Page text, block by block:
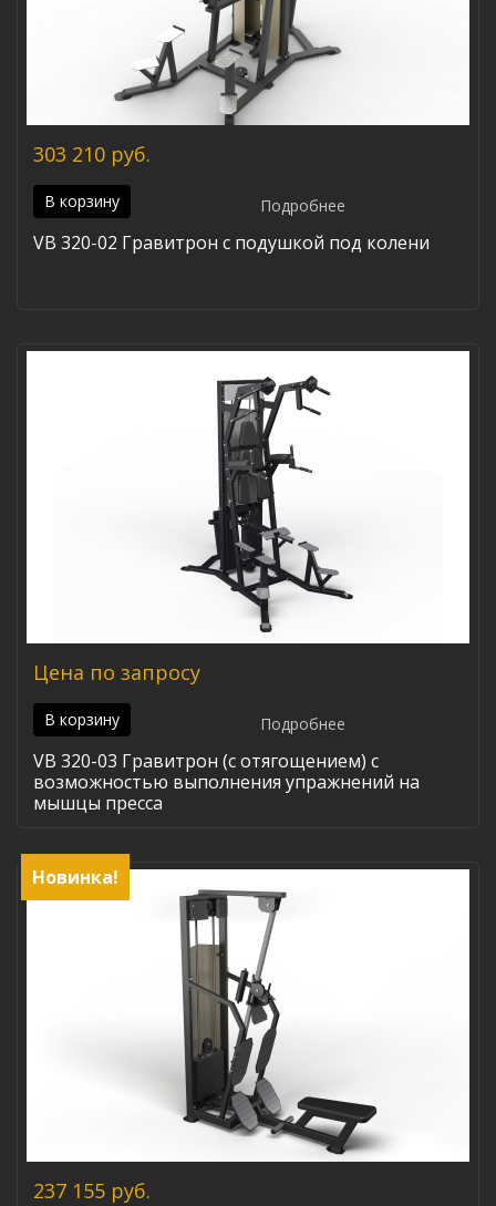
303 210 руб.
В корзину Подробнее
VB 320-02 Гравитрон с подушкой под колени
Цена по запросу
В корзину Подробнее
VB 320-03 Гравитрон (с отягощением) с
возможностью выполнения упражнений на
мышцы пресса
Новинка!
237 155 руб.